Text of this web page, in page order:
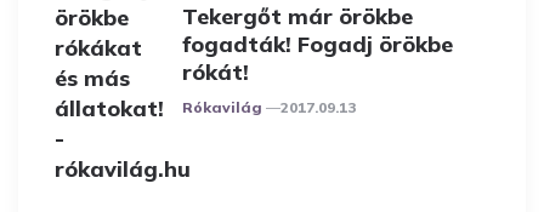
Tekergőt már örökbe
fogadták! Fogadj örökbe
rókát!
Posted
Rókavilág 2017.09.13